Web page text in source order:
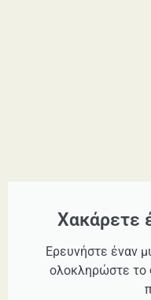
Χακάρετε
Ερευνήστε έναν
ολοκληρώστε το